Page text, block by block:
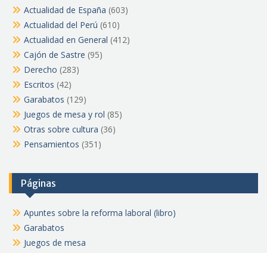
Actualidad de España (603)
Actualidad del Perú (610)
Actualidad en General (412)
Cajón de Sastre (95)
Derecho (283)
Escritos (42)
Garabatos (129)
Juegos de mesa y rol (85)
Otras sobre cultura (36)
Pensamientos (351)
Páginas
Apuntes sobre la reforma laboral (libro)
Garabatos
Juegos de mesa